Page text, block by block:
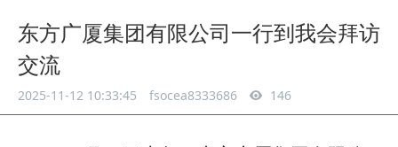
东方广厦集团有限公司一行到我会拜访
交流
2025-11-12 10:33:45 fsocea8333686 146